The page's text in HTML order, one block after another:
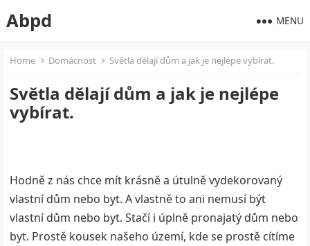
Abpd MENU
Home Domácnost Světla dělají dům a jak je nejlépe vybírat.
Světla dělají dům a jak je nejlépe
vybírat.
Hodně z nás chce mít krásně a útulně vydekorovaný
vlastní dům nebo byt. A vlastně to ani nemusí být
vlastní dům nebo byt. Stačí i úplně pronajatý dům nebo
byt. Prostě kousek našeho území, kde se prostě cítíme